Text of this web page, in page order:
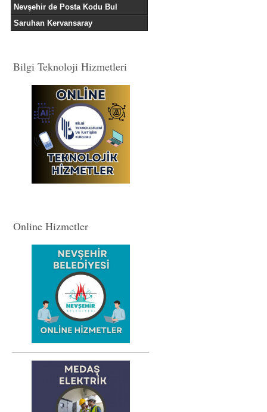
Nevşehir de Posta Kodu Bul
Saruhan Kervansaray
Bilgi Teknoloji Hizmetleri
Online Hizmetler